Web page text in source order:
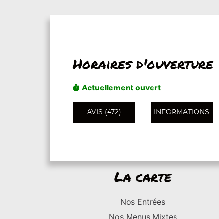
Horaires d'ouverture
Actuellement ouvert
AVIS (472) INFORMATIONS
La carte
Nos Entrées
Nos Menus Mixtes